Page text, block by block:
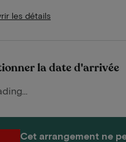
les détails
la date d'arrivée
Cet arrangement ne